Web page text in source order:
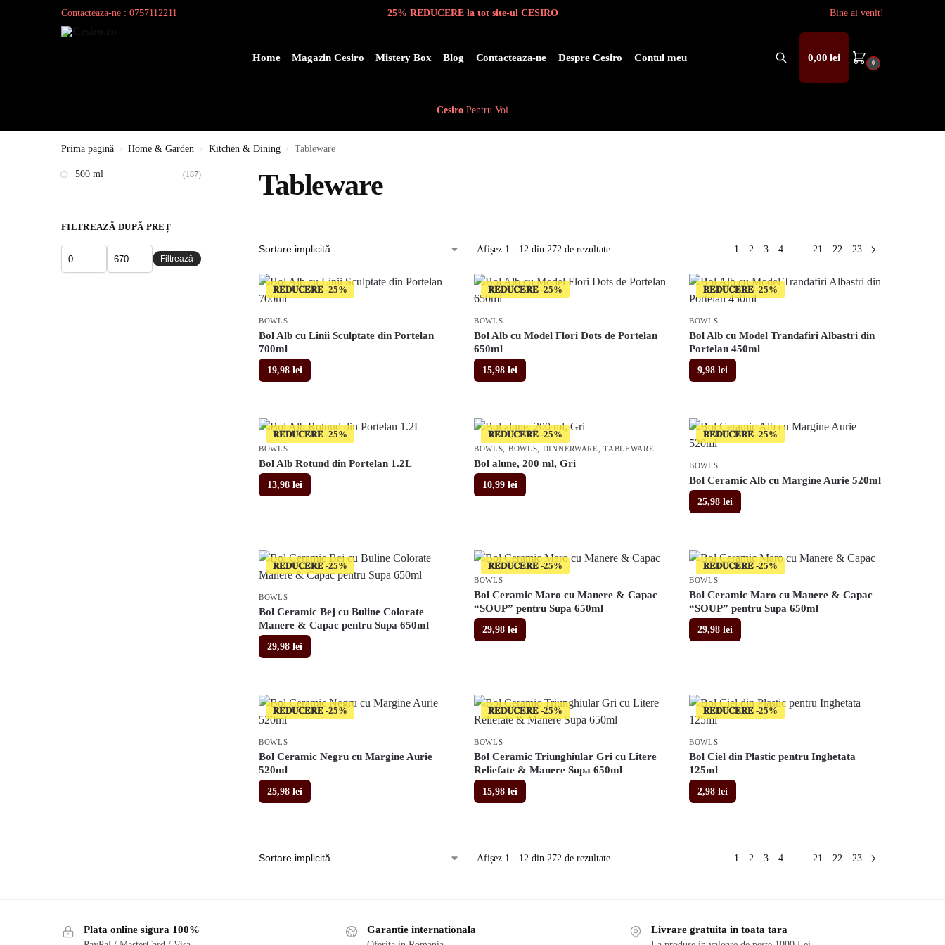
Contacteaza-ne : 0757112211 25% REDUCERE la tot site-ul CESIRO Bine ai venit!
Home Magazin Cesiro Mistery Box Blog Contacteaza-ne Despre Cesiro Contul meu
Search
0,00lei 0
Cesiro Pentru Voi
Prima pagină / Home & Garden / Kitchen & Dining / Tableware
Tableware
Afișez 1 - 12 din 272 de rezultate 1 2 3 4 … 21 22 23
𝐑𝐄𝐃𝐔𝐂𝐄𝐑𝐄
BOWLS
Bol Alb cu Linii Sculptate din Portelan
700ml
19,98 lei
𝐑𝐄𝐃𝐔𝐂𝐄𝐑𝐄
BOWLS
Bol Alb cu Model Flori Dots de Portelan
650ml
15,98 lei
𝐑𝐄𝐃𝐔𝐂𝐄𝐑𝐄
BOWLS
Bol Alb cu Model Trandafiri Albastri din
Portelan 450ml
9,98lei
𝐑𝐄𝐃𝐔𝐂𝐄𝐑𝐄
BOWLS
Bol Alb Rotund din Portelan 1.2L
13,98 lei
𝐑𝐄𝐃𝐔𝐂𝐄𝐑𝐄
BOWLS BOWLS DINNERWARE ,TABLEWARE
Bol alune, 200 ml, Gri
10,99 lei
𝐑𝐄𝐃𝐔𝐂𝐄𝐑𝐄
BOWLS
Bol Ceramic Alb cu Margine Aurie 520ml
25,98lei
𝐑𝐄𝐃𝐔𝐂𝐄𝐑𝐄
BOWLS
Bol Ceramic Bej cu Buline Colorate
Manere & Capac pentru Supa 650ml
29,98 lei
𝐑𝐄𝐃𝐔𝐂𝐄𝐑𝐄
BOWLS
Bol Ceramic Maro cu Manere & Capac
“SOUP” pentru Supa 650ml
29,98 lei
𝐑𝐄𝐃𝐔𝐂𝐄𝐑𝐄
BOWLS
Bol Ceramic Maro cu Manere & Capac
“SOUP” pentru Supa 650ml
29,98lei
𝐑𝐄𝐃𝐔𝐂𝐄𝐑𝐄
BOWLS
Bol Ceramic Negru cu Margine Aurie
520ml
25,98 lei
𝐑𝐄𝐃𝐔𝐂𝐄𝐑𝐄
BOWLS
Bol Ceramic Triunghiular Gri cu Litere
Reliefate & Manere Supa 650ml
15,98 lei
𝐑𝐄𝐃𝐔𝐂𝐄𝐑𝐄
BOWLS
Bol Ciel din Plastic pentru Inghetata
125ml
2,98lei
Afișez 1 - 12 din 272 de rezultate 1 2 3 4 … 21 22 23
500 ml (187)
FILTREAZĂ DUPĂ PREȚ
Filtrează
Plata online sigura 100% Garantie internationala Livrare gratuita in toata tara